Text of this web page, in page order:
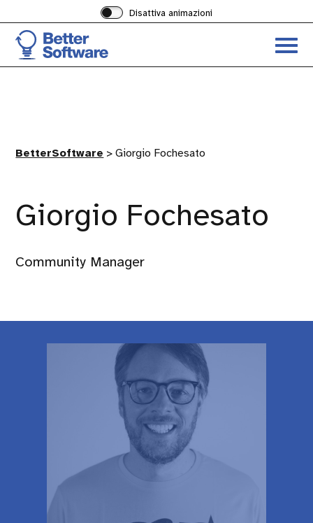
Disattiva animazioni
Accedi
menu
BetterSoftware >Giorgio Fochesato
Giorgio Fochesato
Community Manager